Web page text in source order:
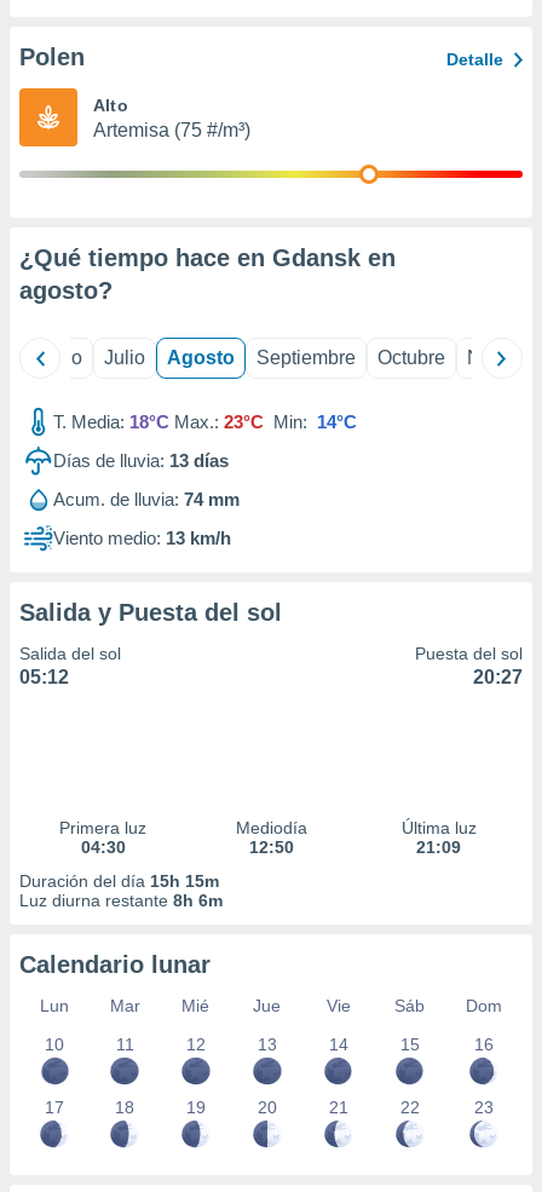
e
mediante
publicidad
publicidad
de
Polen Detalle
Alto
Artemisa (75 #/m³)
¿Qué tiempo hace en Gdansk en
agosto?
Junio Julio Agosto Septiembre Octubre
T. Media: 18°C Max.: 23°C Min: 14°C
Días de lluvia: 13 días
Acum. de lluvia: 74 mm
Viento medio: 13 km/h
Salida y Puesta del sol
Salida del sol
05:12
Puesta del sol
20:27
Primera luz
04:30
Mediodía
12:50
Última luz
21:09
Duración del día 15h 15m
Luz diurna restante 8h 6m
Calendario lunar
Lun Mar Mié Jue Vie Sáb
Dom
10
11 12 13 14 15 16
17 18 19 20 21 22 23